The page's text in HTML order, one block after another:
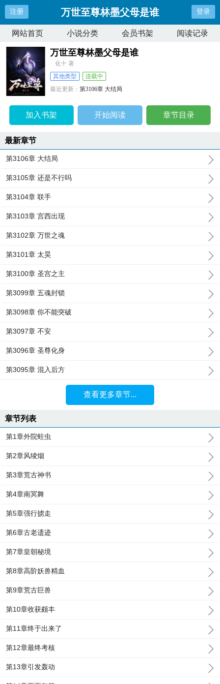
注册 万世至尊林墨父母是谁 登录
网站首页 小说分类 会员书架 阅读记录
万世至尊林墨父母是谁
化十 著
其他类型
连载中
最近更新：第3106章 大结局
加入书架 开始阅读 章节目录
最新章节
第3106章 大结局
第3105章 还是不行吗
第3104章 联手
第3103章 宫西出现
第3102章 万世之魂
第3101章 太昊
第3100章 圣宫之主
第3099章 五魂封锁
第3098章 你不能突破
第3097章 不安
第3096章 圣尊化身
第3095章 混入后方
查看更多章节...
章节列表
第1章外院蛀虫
第2章风绫烟
第3章荒古神书
第4章南冥舞
第5章强行掳走
第6章古老遗迹
第7章皇朝秘境
第8章高阶妖兽精血
第9章荒古巨兽
第10章收获颇丰
第11章终于出来了
第12章最终考核
第13章引发轰动